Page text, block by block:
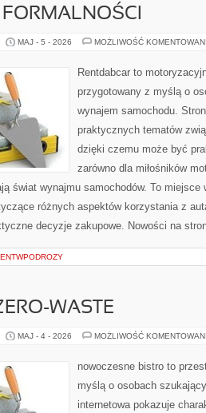
FORMALNOŚCI
MAJ - 5 - 2026 MOŻLIWOŚĆ
Rentdabcar to
przygotowany z myślą o
wynajem samochodu.
praktycznych tematów
dzięki czemu może być
zarówno dla miłośników
świat wynajmu samochodów. To
różnych aspektów korzystania z
decyzje zakupowe. Nowości na
WASTE
MAJ - 4 - 2026 MOŻLIWOŚĆ
nowoczesne bistro to
myślą o osobach
internetowa pokazuje